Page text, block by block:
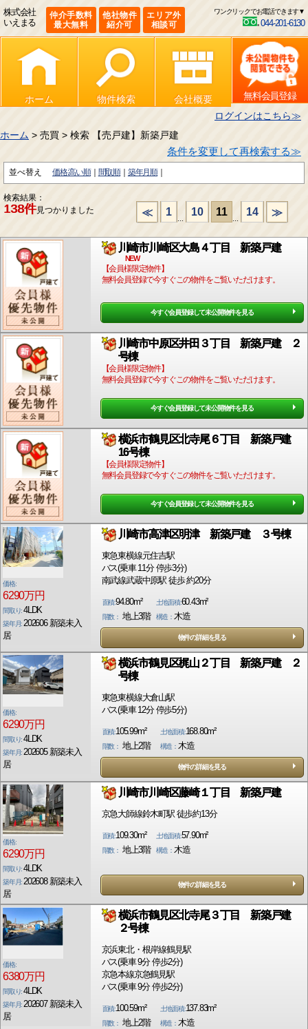
株式会社
いえまる
仲介手数料
最大無料
他社物件
紹介可
エリア外
相談可
ワンクリックでお電話できます▼
044-201-6130
ホーム 物件検索 会社概要
無料会員登録
ログインはこちら≫
ホーム > 売買 > 検索 【売戸建】新築戸建
条件を変更して再検索する≫
並べ替え 価格:高い順 間取順 築年月順
検索結果：
138件見つかりました ≪ 1
...
10 11
...
14 ≫
川崎市川崎区大島４丁目 新築戸建
NEW
【会員様限定物件】
無料会員登録で今すぐこの物件をご覧いただけます。
今すぐ会員登録して未公開物件を見る
川崎市中原区井田３丁目 新築戸建 ２
号棟
【会員様限定物件】
無料会員登録で今すぐこの物件をご覧いただけます。
今すぐ会員登録して未公開物件を見る
横浜市鶴見区北寺尾６丁目 新築戸建
16号棟
【会員様限定物件】
無料会員登録で今すぐこの物件をご覧いただけます。
今すぐ会員登録して未公開物件を見る
価格:
6290万円
間取り:4LDK
築年月:202606 新築未入
居
川崎市高津区明津 新築戸建 ３号棟
東急東横線元住吉駅
バス(乗車 11分 停歩3分)
南武線武蔵中原駅 徒歩 約20分
面積:94.80m² 土地面積:60.43m²
階数： 地上3階 構造：木造
物件の詳細を見る
価格:
6290万円
間取り:4LDK
築年月:202605 新築未入
居
横浜市鶴見区梶山２丁目 新築戸建 ２
号棟
東急東横線大倉山駅
バス(乗車 12分 停歩5分)
面積:105.99m² 土地面積:168.80m²
階数： 地上2階 構造：木造
物件の詳細を見る
価格:
6290万円
間取り:4LDK
築年月:202608 新築未入
居
川崎市川崎区藤崎１丁目 新築戸建
京急大師線鈴木町駅 徒歩約13分
面積:109.30m² 土地面積:57.90m²
階数： 地上3階 構造：木造
物件の詳細を見る
価格:
6380万円
間取り:4LDK
築年月:202607 新築未入
居
横浜市鶴見区北寺尾３丁目 新築戸建
２号棟
京浜東北・根岸線鶴見駅
バス(乗車 9分 停歩2分)
京急本線京急鶴見駅
バス(乗車 9分 停歩2分)
面積:100.59m² 土地面積:137.83m²
階数： 地上2階 構造：木造